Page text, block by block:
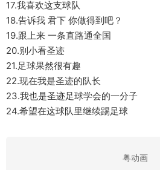
17.我喜欢这支球队
18.告诉我 君下 你做得到吧？
19.跟上来 一条直路通全国
20.别小看圣迹
21.足球果然很有趣
22.现在我是圣迹的队长
23.我也是圣迹足球学会的一分子
24.希望在这球队里继续踢足球
粤动画